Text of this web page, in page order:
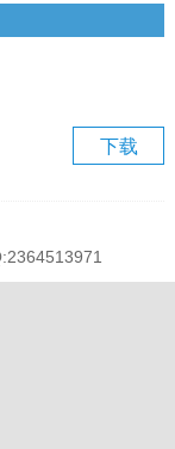
，只个打包和解包
网友可以下载
先选择图片格式，
件，点击打开。
名点击保存。
下载